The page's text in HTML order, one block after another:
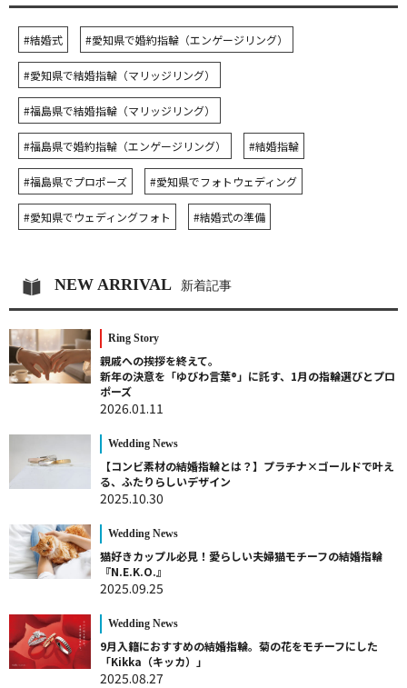
#結婚式 #愛知県で婚約指輪（エンゲージリング）
#愛知県で結婚指輪（マリッジリング）
#福島県で結婚指輪（マリッジリング）
#福島県で婚約指輪（エンゲージリング） #結婚指輪
#福島県でプロポーズ #愛知県でフォトウェディング
#愛知県でウェディングフォト #結婚式の準備
NEW ARRIVAL 新着記事
Ring Story
親戚への挨拶を終えて。
新年の決意を「ゆびわ言葉®」に託す、1月の指輪選びとプロ
ポーズ
2026.01.11
Wedding News
【コンビ素材の結婚指輪とは？】プラチナ×ゴールドで叶え
る、ふたりらしいデザイン
2025.10.30
Wedding News
猫好きカップル必見！愛らしい夫婦猫モチーフの結婚指輪
『N.E.K.O.』
2025.09.25
Wedding News
9月入籍におすすめの結婚指輪。菊の花をモチーフにした
「Kikka（キッカ）」
2025.08.27